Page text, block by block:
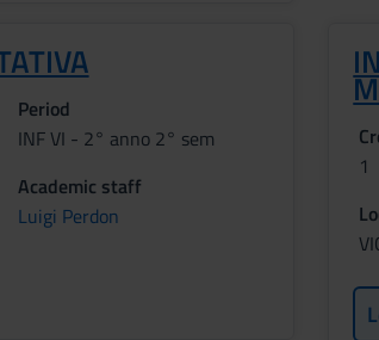
Period
INF VI - 2° anno 2° sem
Academic staff
Luigi Perdon
1